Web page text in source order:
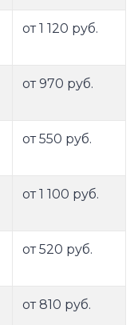
от 1 120 руб.
от 970 руб.
от 550 руб.
от 1 100 руб.
от 520 руб.
от 810 руб.